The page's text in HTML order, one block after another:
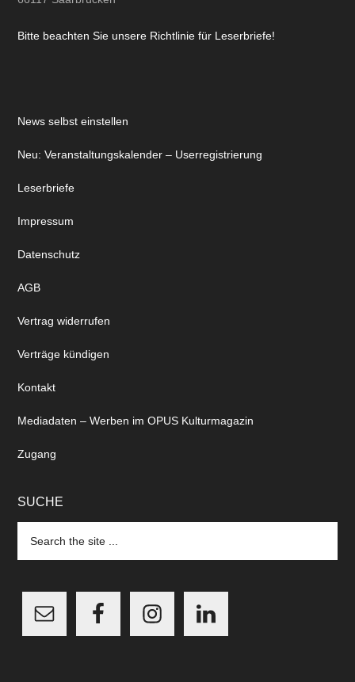
Bitte beachten Sie unsere Richtlinie für Leserbriefe!
News selbst einstellen
Neu: Veranstaltungskalender – Userregistrierung
Leserbriefe
Impressum
Datenschutz
AGB
Vertrag widerrufen
Verträge kündigen
Kontakt
Mediadaten – Werben im OPUS Kulturmagazin
Zugang
SUCHE
the